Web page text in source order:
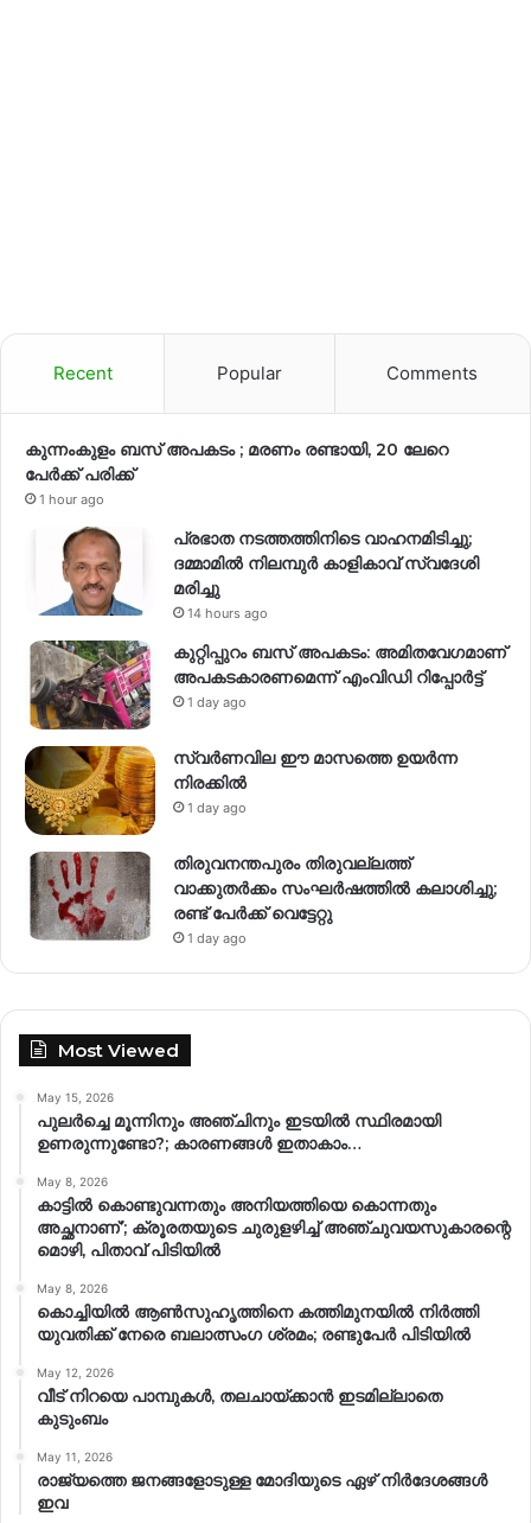
Recent Popular Comments
കുന്നംകുളം ബസ് അപകടം ; മരണം രണ്ടായി, 20 ലേറെ
പേർക്ക് പരിക്ക്
1 hour ago
പ്രഭാത നടത്തത്തിനിടെ വാഹനമിടിച്ചു;
ദമ്മാമിൽ നിലമ്പുർ കാളികാവ് സ്വദേശി
മരിച്ചു
14 hours ago
കുറ്റിപ്പുറം ബസ് അപകടം: അമിതവേഗമാണ്
അപകടകാരണമെന്ന് എംവിഡി റിപ്പോർട്ട്
1 day ago
സ്വര്‍ണവില ഈ മാസത്തെ ഉയര്‍ന്ന
നിരക്കില്‍
1 day ago
തിരുവനന്തപുരം തിരുവല്ലത്ത്
വാക്കുതർക്കം സംഘർഷത്തിൽ കലാശിച്ചു;
രണ്ട് പേർക്ക് വെട്ടേറ്റു
1 day ago
Most Viewed
May 15, 2026
പുലർച്ചെ മൂന്നിനും അഞ്ചിനും ഇടയിൽ സ്ഥിരമായി
ഉണരുന്നുണ്ടോ?; കാരണങ്ങള്‍ ഇതാകാം…
May 8, 2026
കാട്ടിൽ കൊണ്ടുവന്നതും അനിയത്തിയെ കൊന്നതും
അച്ഛനാണ്’; ക്രൂരതയുടെ ചുരുളഴിച്ച് അഞ്ചുവയസുകാരന്റെ
മൊഴി, പിതാവ് പിടിയിൽ
May 8, 2026
കൊച്ചിയിൽ ആൺസുഹൃത്തിനെ കത്തിമുനയിൽ നിർത്തി
യുവതിക്ക് നേരെ ബലാത്സംഗ​ ശ്രമം; രണ്ടുപേർ പിടിയിൽ
May 12, 2026
വീട് നിറയെ പാമ്പുകൾ, തലചായ്ക്കാൻ ഇടമില്ലാതെ
കുടുംബം
May 11, 2026
രാജ്യത്തെ ജനങ്ങളോടുള്ള മോദിയുടെ ഏഴ് നിര്‍ദേശങ്ങള്‍
ഇവ